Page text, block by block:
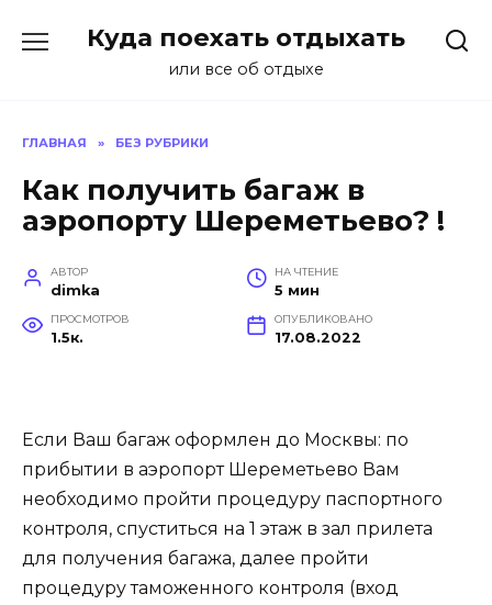
Куда поехать отдыхать
или все об отдыхе
ГЛАВНАЯ » БЕЗ РУБРИКИ
Как получить багаж в
аэропорту Шереметьево? !
АВТОР
dimka
НА ЧТЕНИЕ
5 мин
ПРОСМОТРОВ
1.5к.
ОПУБЛИКОВАНО
17.08.2022
Если Ваш багаж оформлен до Москвы: по
прибытии в аэропорт Шереметьево Вам
необходимо пройти процедуру паспортного
контроля, спуститься на 1 этаж в зал прилета
для получения багажа, далее пройти
процедуру таможенного контроля (вход